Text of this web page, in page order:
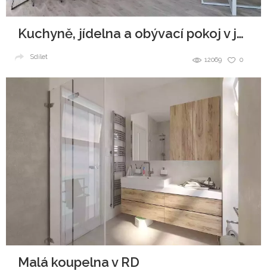
Kuchyně, jídelna a obývací pokoj v jednom
0
12069
Sdílet
Malá koupelna v RD